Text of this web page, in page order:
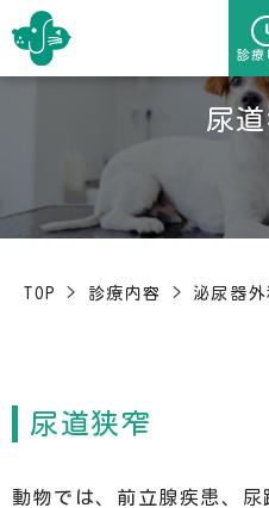
診療
尿
TOP > 診療内容 > 泌尿器外
尿道狭窄
動物では、前立腺疾患、